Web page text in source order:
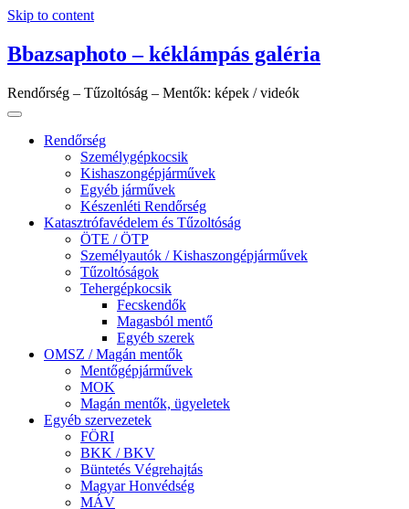
Skip to content
Bbazsaphoto – kéklámpás galéria
Rendőrség – Tűzoltóság – Mentők: képek / videók
Rendőrség
Személygépkocsik
Kishaszongépjárművek
Egyéb járművek
Készenléti Rendőrség
Katasztrófavédelem és Tűzoltóság
ÖTE / ÖTP
Személyautók / Kishaszongépjárművek
Tűzoltóságok
Tehergépkocsik
Fecskendők
Magasból mentő
Egyéb szerek
OMSZ / Magán mentők
Mentőgépjárművek
MOK
Magán mentők, ügyeletek
Egyéb szervezetek
FÖRI
BKK / BKV
Büntetés Végrehajtás
Magyar Honvédség
MÁV